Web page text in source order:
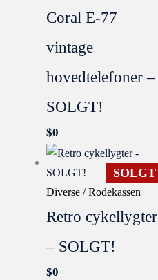
Coral E-77
vintage
hovedtelefoner –
SOLGT!
$0
SOLGT
Diverse / Rodekassen
Retro cykellygter
– SOLGT!
$0